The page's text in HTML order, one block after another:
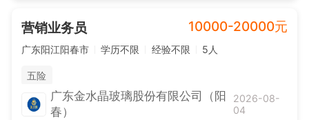
营销业务员 10000-20000元
广东阳江阳春市 学历不限 经验不限 5人
五险
广东金水晶玻璃股份有限公司（阳
春）
2026-08-
04